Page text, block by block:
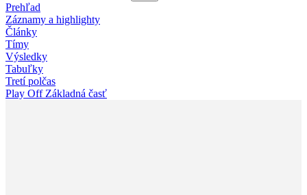
Prehľad
Záznamy a highlighty
Články
Tímy
Výsledky
Tabuľky
Tretí polčas
Play Off Základná časť